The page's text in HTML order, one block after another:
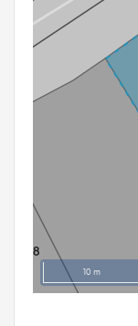
Aanmelden
10 m